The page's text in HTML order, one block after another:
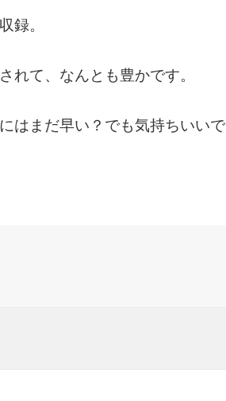
録。
れて、なんとも豊かです。
はまだ早い？でも気持ちいいで